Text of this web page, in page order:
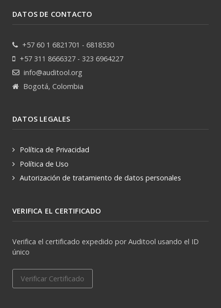
DATOS DE CONTACTO
+57 60 1 6821701 - 6818530
+57 311 8666327 - 323 6964227
info@auditool.org
Bogotá, Colombia
DATOS LEGALES
Política de Privacidad
Política de Uso
Autorización de tratamiento de datos personales
VERIFICA EL CERTIFICADO
Verifica el certificado expedido por Auditool usando el ID
único
Verificar Certificado